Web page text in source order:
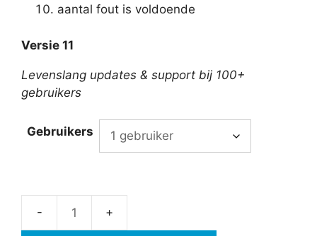
aantal fout is voldoende
Versie 11
Levenslang updates & support bij 100+
gebruikers
Gebruikers